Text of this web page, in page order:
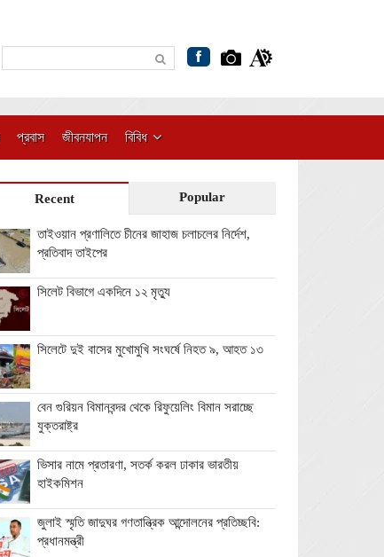
প্রবাস জীবনযাপন বিবিধ
Recent Popular
তাইওয়ান প্রণালিতে চীনের জাহাজ চলাচলের নির্দেশ,
প্রতিবাদ তাইপের
সিলেট বিভাগে একদিনে ১২ মৃত্যু
সিলেটে দুই বাসের মুখোমুখি সংঘর্ষে নিহত ৯, আহত ১৩
বেন গুরিয়ন বিমানবন্দর থেকে রিফুয়েলিং বিমান সরাচ্ছে
যুক্তরাষ্ট্র
ভিসার নামে প্রতারণা, সতর্ক করল ঢাকার ভারতীয়
হাইকমিশন
জুলাই স্মৃতি জাদুঘর গণতান্ত্রিক আন্দোলনের প্রতিচ্ছবি:
প্রধানমন্ত্রী